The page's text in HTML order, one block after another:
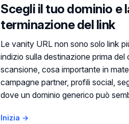
Scegli il tuo dominio e
terminazione del link
Le vanity URL non sono solo link
indizio sulla destinazione prima del
scansione, cosa importante in
campagne partner, profili social,
dove un dominio generico può
Inizia →